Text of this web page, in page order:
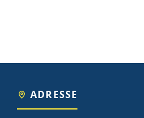
ADRESSE